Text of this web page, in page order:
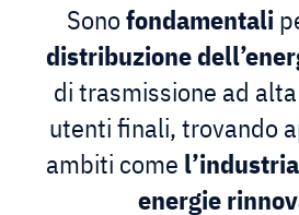
Sonofondamentali
distribuzione
di trasmissione ad
utenti finali, trovando
ambiti come l’industria
energie